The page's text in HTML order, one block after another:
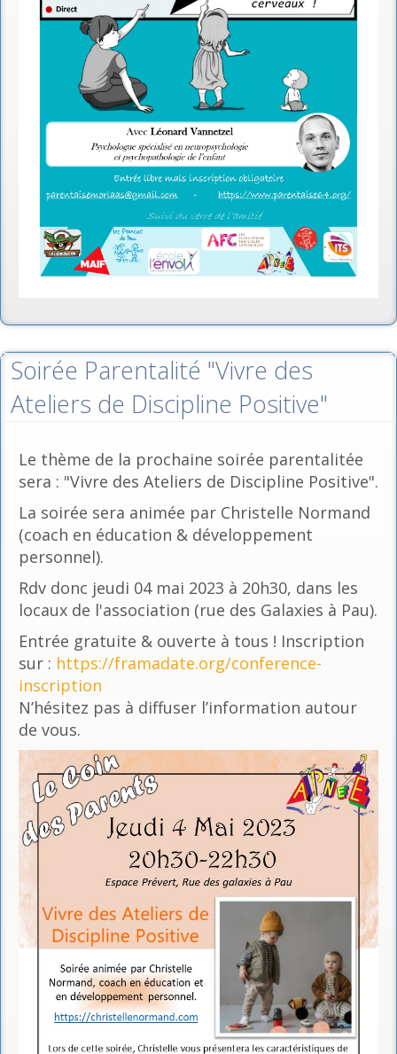
Soirée Parentalité "Vivre des
Ateliers de Discipline Positive"
Le thème de la prochaine soirée parentalitée
sera : "Vivre des Ateliers de Discipline Positive".
La soirée sera animée par Christelle Normand
(coach en éducation & développement
personnel).
Rdv donc jeudi 04 mai 2023 à 20h30, dans les
locaux de l'association (rue des Galaxies à Pau).
Entrée gratuite & ouverte à tous ! Inscription
sur : https://framadate.org/conference-
inscription
N’hésitez pas à diffuser l’information autour
de vous.